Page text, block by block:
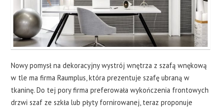
O NAS
KONTAKT
Nowy pomysł na dekoracyjny wystrój wnętrza z szafą wnękową
w tle ma firma Raumplus, która prezentuje szafę ubraną w
tkaninę. Do tej pory firma preferowała wykończenia frontowych
drzwi szaf ze szkła lub płyty fornirowanej, teraz proponuje